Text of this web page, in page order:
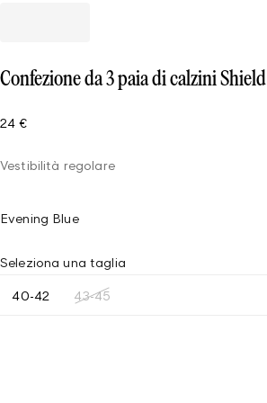
Confezione da 3 paia di calzini Shield
24 €
Vestibilità regolare
Evening Blue
Seleziona una taglia
40-42 43-45